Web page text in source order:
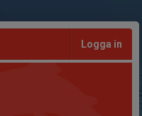
Logga in